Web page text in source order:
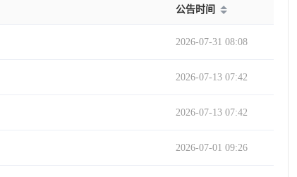
公告时间
2026-07-31 08:08
2026-07-13 07:42
2026-07-13 07:42
2026-07-01 09:26